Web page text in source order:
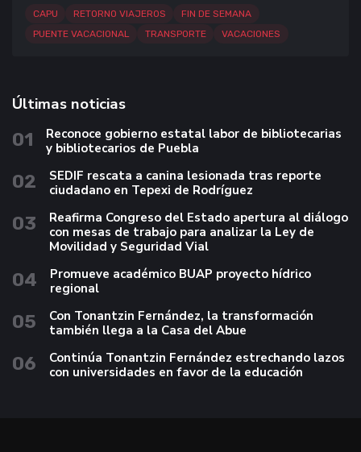
CAPU RETORNO VIAJEROS
FIN DE SEMANA
PUENTE VACACIONAL
TRANSPORTE VACACIONES
Últimas noticias
01
Reconoce gobierno estatal labor de bibliotecarias
y bibliotecarios de Puebla
02
SEDIF rescata a canina lesionada tras reporte
ciudadano en Tepexi de Rodríguez
03
Reafirma Congreso del Estado apertura al diálogo
con mesas de trabajo para analizar la Ley de
Movilidad y Seguridad Vial
04
Promueve académico BUAP proyecto hídrico
regional
05
Con Tonantzin Fernández, la transformación
también llega a la Casa del Abue
06
Continúa Tonantzin Fernández estrechando lazos
con universidades en favor de la educación